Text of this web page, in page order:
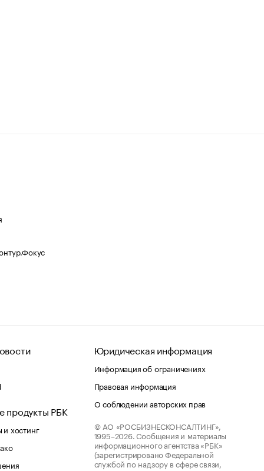
продукты РБК
хостинг
Юридическая информация
Информация об ограничениях
Правовая информация
О соблюдении авторских прав
© АО «РОСБИЗНЕСКОНСАЛТИНГ»,
1995–2026. Сообщения и материалы
информационного агентства «РБК»
(зарегистрировано Федеральной
службой по надзору в сфере связи,